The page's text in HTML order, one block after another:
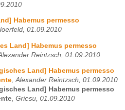
Habemus permesso
01.09.2010
Land] Habemus permesso
Reintzsch, 01.09.2010
Land] Habemus permesso
,Alexander Reintzsch, 01.09.2010
Land] Habemus permesso
, Griesu, 01.09.2010